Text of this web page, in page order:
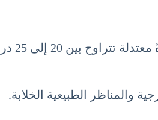
إضافة إلى
والمناظر الطبيعية الخلابة.